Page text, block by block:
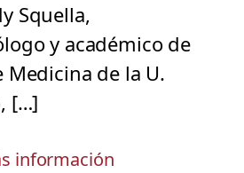
Squella,
y académico de
Medicina de la U.
[…]
información